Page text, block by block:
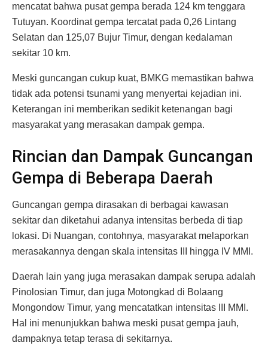
mencatat bahwa pusat gempa berada 124 km tenggara
Tutuyan. Koordinat gempa tercatat pada 0,26 Lintang
Selatan dan 125,07 Bujur Timur, dengan kedalaman
sekitar 10 km.
Meski guncangan cukup kuat, BMKG memastikan bahwa
tidak ada potensi tsunami yang menyertai kejadian ini.
Keterangan ini memberikan sedikit ketenangan bagi
masyarakat yang merasakan dampak gempa.
Rincian dan Dampak Guncangan
Gempa di Beberapa Daerah
Guncangan gempa dirasakan di berbagai kawasan
sekitar dan diketahui adanya intensitas berbeda di tiap
lokasi. Di Nuangan, contohnya, masyarakat melaporkan
merasakannya dengan skala intensitas III hingga IV MMI.
Daerah lain yang juga merasakan dampak serupa adalah
Pinolosian Timur, dan juga Motongkad di Bolaang
Mongondow Timur, yang mencatatkan intensitas III MMI.
Hal ini menunjukkan bahwa meski pusat gempa jauh,
dampaknya tetap terasa di sekitarnya.